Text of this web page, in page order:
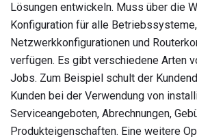
Lösungen entwickeln. Muss über die
Konfiguration für alle
Netzwerkkonfigurationen und
verfügen. Es gibt verschiedene Arten
Jobs. Zum Beispiel schult der
Kunden bei der Verwendung von
Serviceangeboten, Abrechnungen,
Produkteigenschaften. Eine weitere